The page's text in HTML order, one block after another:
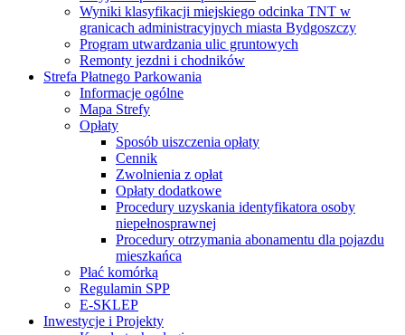
Wyniki klasyfikacji miejskiego odcinka TNT w
granicach administracyjnych miasta Bydgoszczy
Program utwardzania ulic gruntowych
Remonty jezdni i chodników
Strefa Płatnego Parkowania
Informacje ogólne
Mapa Strefy
Opłaty
Sposób uiszczenia opłaty
Cennik
Zwolnienia z opłat
Opłaty dodatkowe
Procedury uzyskania identyfikatora osoby
niepełnosprawnej
Procedury otrzymania abonamentu dla pojazdu
mieszkańca
Płać komórką
Regulamin SPP
E-SKLEP
Inwestycje i Projekty